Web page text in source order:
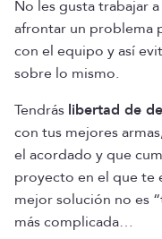
No les gusta trabajar
afrontar un problema
con el equipo y así
sobre lo mismo.
Tendrás libertad de
con tus mejores
el acordado y que
proyecto en el que te
mejor solución no es
más complicada…